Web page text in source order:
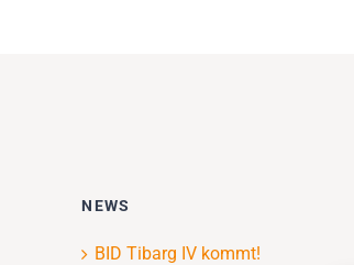
NEWS
BID Tibarg IV kommt!